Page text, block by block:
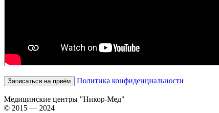
Записаться на приём Политика конфиденциальности
Медицинские центры "Никор-Мед"
© 2015 — 2024